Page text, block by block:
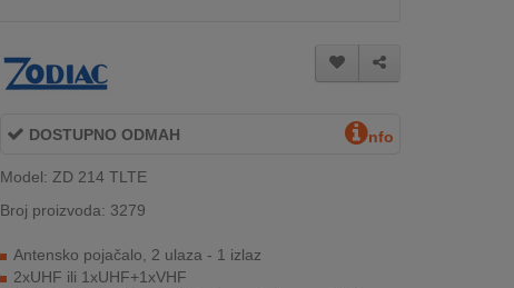
DOSTUPNO ODMAH nfo
Model: ZD 214 TLTE
Broj proizvoda: 3279
Antensko pojačalo, 2 ulaza - 1 izlaz
2xUHF ili 1xUHF+1xVHF